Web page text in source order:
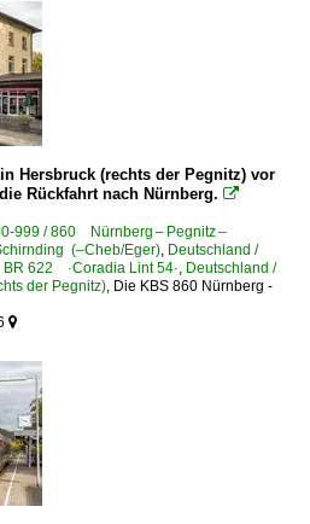
Hersbruck (rechts der Pegnitz) vor
Rückfahrt nach Nürnberg. 
999 / 860 Nürnberg – Pegnitz –
(–Cheb/Eger), Deutschland /
622 ·Coradia Lint 54·, Deutschland /
der Pegnitz), Die KBS 860 Nürnberg -
